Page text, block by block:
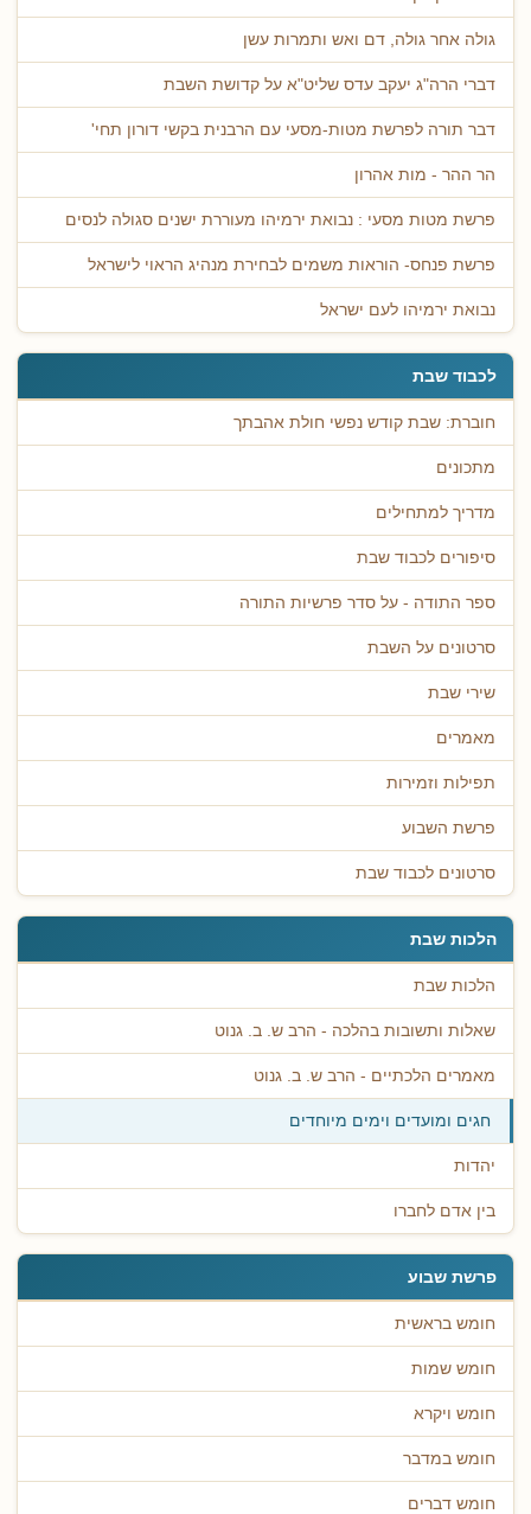
גולה אחר גולה, דם ואש ותמרות עשן
דברי הרה"ג יעקב עדס שליט"א על קדושת השבת
דבר תורה לפרשת מטות-מסעי עם הרבנית בקשי דורון תחי'
הר ההר - מות אהרון
פרשת מטות מסעי : נבואת ירמיהו מעוררת ישנים סגולה לנסים
פרשת פנחס- הוראות משמים לבחירת מנהיג הראוי לישראל
נבואת ירמיהו לעם ישראל
לכבוד שבת
חוברת: שבת קודש נפשי חולת אהבתך
מתכונים
מדריך למתחילים
סיפורים לכבוד שבת
ספר התודה - על סדר פרשיות התורה
סרטונים על השבת
שירי שבת
מאמרים
תפילות וזמירות
פרשת השבוע
סרטונים לכבוד שבת
הלכות שבת
הלכות שבת
שאלות ותשובות בהלכה - הרב ש. ב. גנוט
מאמרים הלכתיים - הרב ש. ב. גנוט
חגים ומועדים וימים מיוחדים
יהדות
בין אדם לחברו
פרשת שבוע
חומש בראשית
חומש שמות
חומש ויקרא
חומש במדבר
חומש דברים